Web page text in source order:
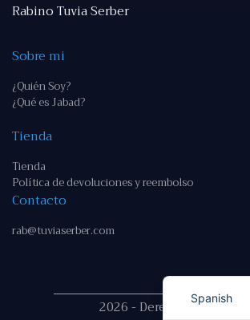
Rabino Tuvia Serber
Sobre mi
¿Quién Soy?
¿Qué es Jabad?
Tienda
Tienda
Política de devoluciones y reembolso
Contacto
rab@tuviaserber.com
2026 - Derechos reservados
Spanish